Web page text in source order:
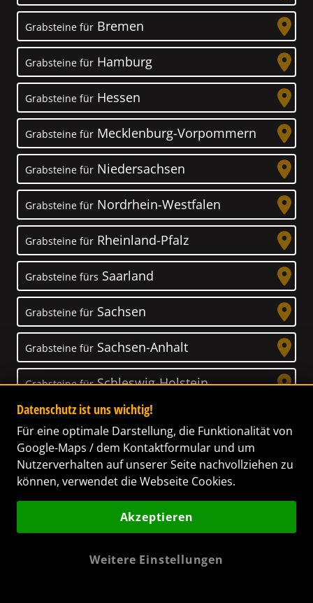
Grabsteine für Bremen
Grabsteine für Hamburg
Grabsteine für Hessen
Grabsteine für Mecklenburg-Vorpommern
Grabsteine für Niedersachsen
Grabsteine für Nordrhein-Westfalen
Grabsteine für Rheinland-Pfalz
Grabsteine fürs Saarland
Grabsteine für Sachsen
Grabsteine für Sachsen-Anhalt
Grabsteine fürSchleswig-Holstein
Thüringen
es uns zur Aufgabe gemacht, Ihnen dabei zu
Datenschutz ist uns wichtig!
Für eine optimale Darstellung, die Funktionalität von
Google-Maps / dem Kontaktformular und um
Nutzerverhalten auf unserer Seite nachvollziehen zu
können, verwendet die Webseite Cookies.
Akzeptieren
Weitere Einstellungen